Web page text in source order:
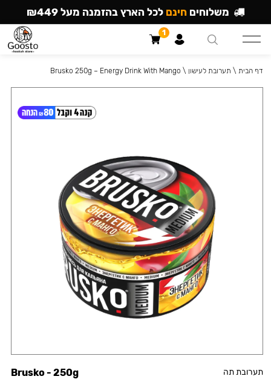
תערובת תה Brusko - 250g
דף הבית \ תערובת לעישון \
Brusko 250g – Energy Drink With Mango
משלוחים חינם לכל הארץ בהזמנה מעל ₪449
1